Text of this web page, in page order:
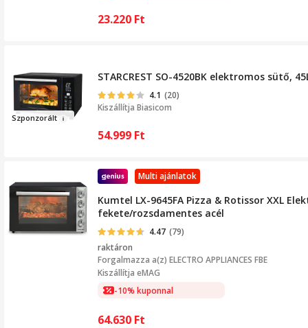
23.220 Ft
Szponzorált
STARCREST SO-4520BK elektromos sütő,
4.1 (20)
Kiszállítja Biasicom
54.999 Ft
Multi ajánlatok
Kumtel LX-9645FA Pizza & Rotissor XXL
fekete/rozsdamentes acél
4.47 (79)
raktáron
Forgalmazza a(z) ELECTRO APPLIANCES FBE
Kiszállítja eMAG
-10% kuponnal
64.630 Ft